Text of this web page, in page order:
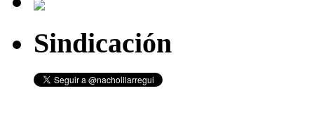
Sindicación